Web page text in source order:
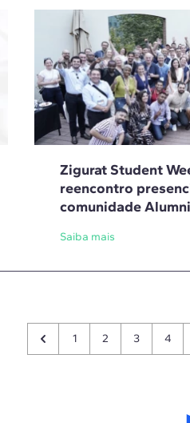
Zigurat Student
reencontro
comunidade Alumni
Saiba mais
1 2 3 4